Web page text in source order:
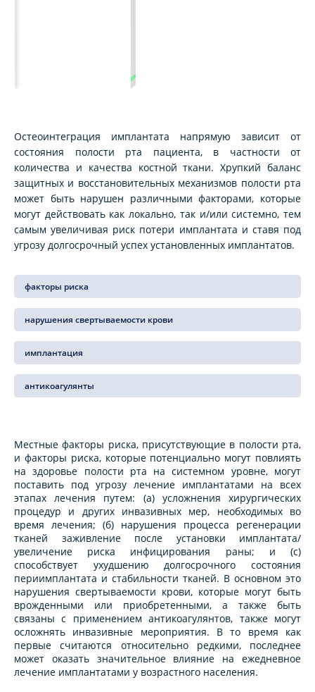
Остеоинтеграция имплантата напрямую зависит от
состояния полости рта пациента, в частности от
количества и качества костной ткани. Хрупкий баланс
защитных и восстановительных механизмов полости рта
может быть нарушен различными факторами, которые
могут действовать как локально, так и/или системно, тем
самым увеличивая риск потери имплантата и ставя под
угрозу долгосрочный успех установленных имплантатов.
факторы риска
нарушения свертываемости крови
имплантация
антикоагулянты
Местные факторы риска, присутствующие в полости рта,
и факторы риска, которые потенциально могут повлиять
на здоровье полости рта на системном уровне, могут
поставить под угрозу лечение имплантатами на всех
этапах лечения путем: (а) усложнения хирургических
процедур и других инвазивных мер, необходимых во
время лечения; (б) нарушения процесса регенерации
тканей заживление после установки имплантата/
увеличение риска инфицирования раны; и (c)
способствует ухудшению долгосрочного состояния
периимплантата и стабильности тканей. В основном это
нарушения свертываемости крови, которые могут быть
врожденными или приобретенными, а также быть
связаны с применением антикоагулянтов, также могут
осложнять инвазивные мероприятия. В то время как
первые считаются относительно редкими, последнее
может оказать значительное влияние на ежедневное
лечение имплантатами у возрастного населения.